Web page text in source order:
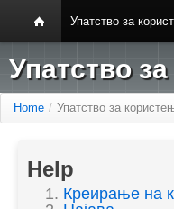
Упатство за
Упатство
Home / Упатство за
Help
1. Креирање на